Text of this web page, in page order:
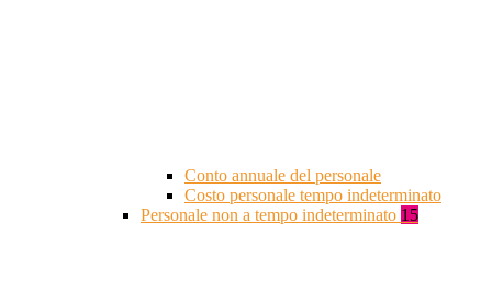
Conto annuale del personale
Costo personale tempo indeterminato
Personale non a tempo indeterminato 15